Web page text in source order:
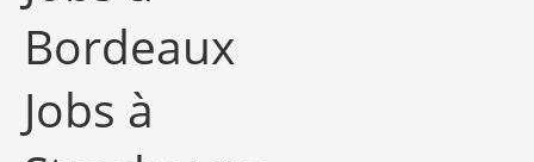
Bordeaux
Jobs à